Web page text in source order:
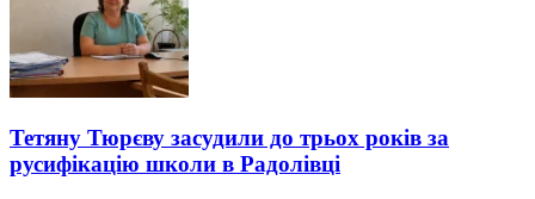
Тетяну Тюрєву засудили до трьох років за
русифікацію школи в Радолівці